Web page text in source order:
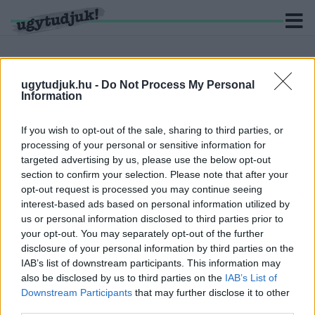
ugytudjuk.hu - Do Not Process My Personal
Information
If you wish to opt-out of the sale, sharing to third parties, or
processing of your personal or sensitive information for
targeted advertising by us, please use the below opt-out
section to confirm your selection. Please note that after your
opt-out request is processed you may continue seeing
interest-based ads based on personal information utilized by
us or personal information disclosed to third parties prior to
your opt-out. You may separately opt-out of the further
disclosure of your personal information by third parties on the
IAB’s list of downstream participants. This information may
also be disclosed by us to third parties on the IAB’s List of
Downstream Participants that may further disclose it to other
4 hír találató a(z) "Védvonal" cimkével ellátva.
CZUNYINÉ HARCA A GMAIL ÉS AZ ÖNKÉNY
ELLEN - LETILTOTTA A GOOGLE A VÉDVONAL
LEVELEZŐ FIÓKJÁT
2026. augusztus. 05. 16:21
Nem vicc! A Fidesz maradéka tényleg egy ingyenes e-mail
szolgáltatást használt, hogy megvédje a Fidesz maradékát.
SZAKÁCS ISTVÁN: AZ ÜGYÉSZSÉG EJTETTE
ELLENEM A VÁDAT!